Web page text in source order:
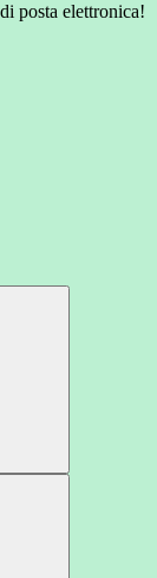
posta elettronica!